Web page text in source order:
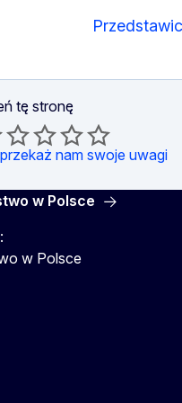
tę stronę
przekaż nam swoje uwagi
w Polsce
w Polsce